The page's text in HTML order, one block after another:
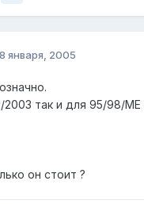
января, 2005
так и для 95/98/ME
он стоит ?